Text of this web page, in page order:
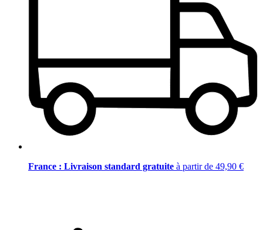
France : Livraison standard gratuite à partir de 49,90 €